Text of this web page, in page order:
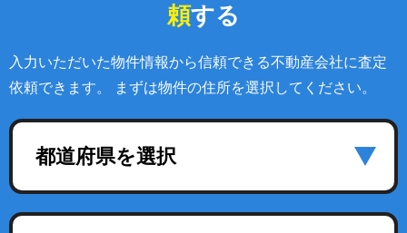
頼する
入力いただいた物件情報から信頼できる不動産会社に査定
依頼できます。 まずは物件の住所を選択してください。
都道府県を選択